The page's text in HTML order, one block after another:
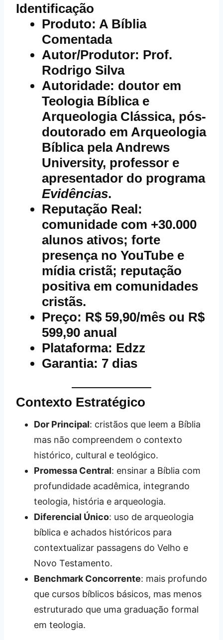
Identificação
Produto: A Bíblia
Comentada
Autor/Produtor: Prof.
Rodrigo Silva
Autoridade: doutor em
Teologia Bíblica e
Arqueologia Clássica, pós-
doutorado em Arqueologia
Bíblica pela Andrews
University, professor e
apresentador do programa
Evidências.
Reputação Real:
comunidade com +30.000
alunos ativos; forte
presença no YouTube e
mídia cristã; reputação
positiva em comunidades
cristãs.
Preço: R$ 59,90/mês ou R$
599,90 anual
Plataforma: Edzz
Garantia: 7 dias
Contexto Estratégico
Dor Principal: cristãos que leem a Bíblia
mas não compreendem o contexto
histórico, cultural e teológico.
Promessa Central: ensinar a Bíblia com
profundidade acadêmica, integrando
teologia, história e arqueologia.
Diferencial Único: uso de arqueologia
bíblica e achados históricos para
contextualizar passagens do Velho e
Novo Testamento.
Benchmark Concorrente: mais profundo
que cursos bíblicos básicos, mas menos
estruturado que uma graduação formal
em teologia.